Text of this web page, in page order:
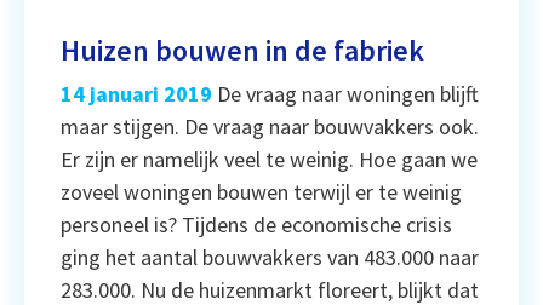
Huizen bouwen in de fabriek
14 januari 2019 De vraag naar woningen blijft
maar stijgen. De vraag naar bouwvakkers ook.
Er zijn er namelijk veel te weinig. Hoe gaan we
zoveel woningen bouwen terwijl er te weinig
personeel is? Tijdens de economische crisis
ging het aantal bouwvakkers van 483.000 naar
283.000. Nu de huizenmarkt floreert, blijkt dat